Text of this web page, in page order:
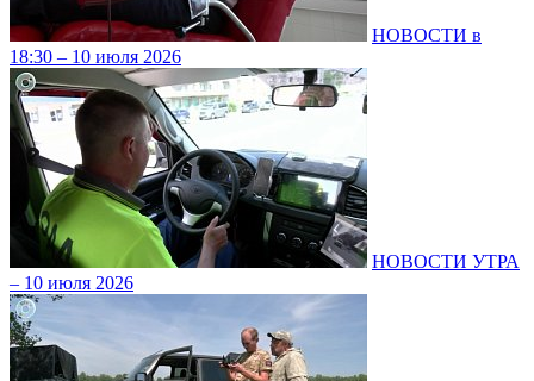
НОВОСТИ в
18:30 – 10 июля 2026
НОВОСТИ УТРА
– 10 июля 2026